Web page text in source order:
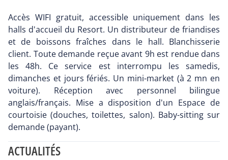
Accès WIFI gratuit, accessible uniquement dans les
halls d'accueil du Resort. Un distributeur de friandises
et de boissons fraîches dans le hall. Blanchisserie
client. Toute demande reçue avant 9h est rendue dans
les 48h. Ce service est interrompu les samedis,
dimanches et jours fériés. Un mini-market (à 2 mn en
voiture). Réception avec personnel bilingue
anglais/français. Mise a disposition d'un Espace de
courtoisie (douches, toilettes, salon). Baby-sitting sur
demande (payant).
ACTUALITÉS